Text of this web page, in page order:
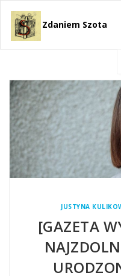
Zdaniem Szota
JUSTYNA
[GAZETA